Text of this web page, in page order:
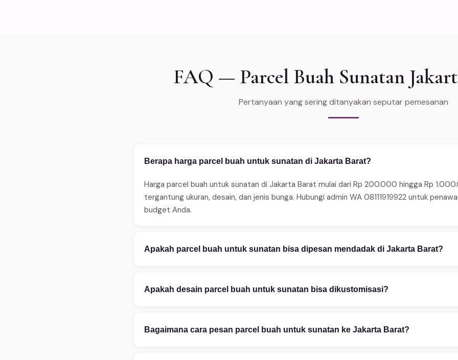
FAQ — Parcel Buah Sunatan
Pertanyaan yang sering ditanyakan seputar pemesanan
Berapa harga parcel buah untuk sunatan di Jakarta Barat?
Harga parcel buah untuk sunatan di Jakarta Barat mulai dari Rp 200.000 hingga Rp
tergantung ukuran, desain, dan jenis bunga. Hubungi admin WA 08111919922 untuk
budget Anda.
Apakah parcel buah untuk sunatan bisa dipesan mendadak di Jakarta Barat?
sebelum jam 14:00. Tersedia juga layanan express 2–4 jam untuk area tertentu. Hubungi
Apakah desain parcel buah untuk sunatan bisa dikustomisasi?
aksesoris. Konsultasi desain gratis via WhatsApp 08111919922. Foto referensi sangat
Bagaimana cara pesan parcel buah untuk sunatan ke Jakarta Barat?